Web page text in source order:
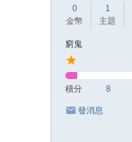
0
金幣
1
主題
窮鬼
積分 8
發消息